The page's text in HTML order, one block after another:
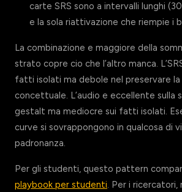
carte SRS sono a intervalli lunghi
e la sola riattivazione che riempie i
La combinazione e maggiore della
strato copre cio che l’altro manca.
fatti isolati ma debole nel preservare
concettuale. L’audio e eccellente sulla
gestalt ma mediocre sui fatti isolati.
curve si sovrappongono in qualcosa di
padronanza.
Per gli studenti, questo pattern
playbook per studenti. Per i ricercatori,